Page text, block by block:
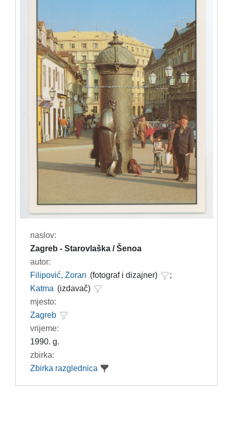
naslov:
Zagreb - Starovlaška / Šenoa
autor:
Filipović, Zoran (fotograf i dizajner)
;
Katma (izdavač)
mjesto:
Zagreb
vrijeme:
1990. g.
zbirka:
Zbirka razglednica